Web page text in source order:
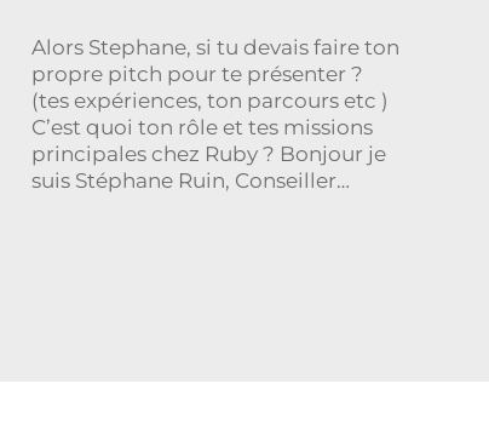
Alors Stephane, si tu devais faire ton
propre pitch pour te présenter ?
(tes expériences, ton parcours etc )
C’est quoi ton rôle et tes missions
principales chez Ruby ? Bonjour je
suis Stéphane Ruin, Conseiller